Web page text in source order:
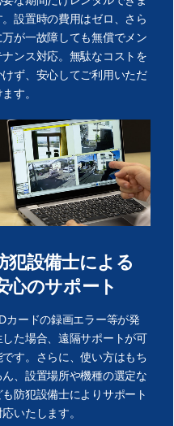
。設置時の費用はゼロ、さら
万が一故障しても無償でメン
ナンス対応。無駄なコストを
けず、安心してご利用いただ
す。
犯設備士による
心のサポート
カードの録画エラー等が発
した場合、遠隔サポートが可
です。さらに、使い方はもち
ん、設置場所や機種の選定な
も防犯設備士によりサポート
応いたします。